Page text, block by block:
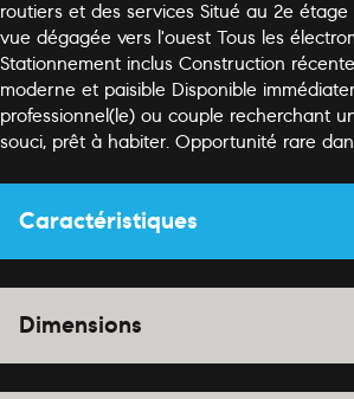
routiers et des services Situé au 2e étage
vue dégagée vers l'ouest Tous les
Stationnement inclus Construction
moderne et paisible Disponible
professionnel(le) ou couple recherchant
souci, prêt à habiter. Opportunité rare
Caractéristiques
Dimensions